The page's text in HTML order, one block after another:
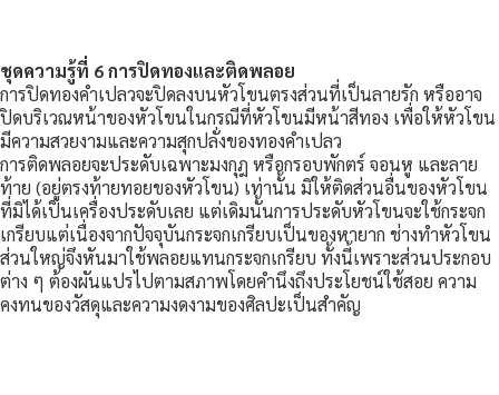
ชุดความรู้ที่ 6 การปิดทองและติดพลอย
การปิดทองคำเปลวจะปิดลงบนหัวโขนตรงส่วนที่เป็นลายรัก หรืออาจ
ปิดบริเวณหน้าของหัวโขนในกรณีที่หัวโขนมีหน้าสีทอง เพื่อให้หัวโขน
มีความสวยงามและความสุกปลั่งของทองคำเปลว
การติดพลอยจะประดับเฉพาะมงกุฎ หรือกรอบพักตร์ จอนหู และลาย
ท้าย (อยู่ตรงท้ายทอยของหัวโขน) เท่านั้น มิให้ติดส่วนอื่นของหัวโขน
ที่มิได้เป็นเครื่องประดับเลย แต่เดิมนั้นการประดับหัวโขนจะใช้กระจก
เกรียบแต่เนื่องจากปัจจุบันกระจกเกรียบเป็นของหายาก ช่างทำหัวโขน
ส่วนใหญ่จึงหันมาใช้พลอยแทนกระจกเกรียบ ทั้งนี้เพราะส่วนประกอบ
ต่าง ๆ ต้องผันแปรไปตามสภาพโดยคำนึงถึงประโยชน์ใช้สอย ความ
คงทนของวัสดุและความงดงามของศิลปะเป็นสำคัญ